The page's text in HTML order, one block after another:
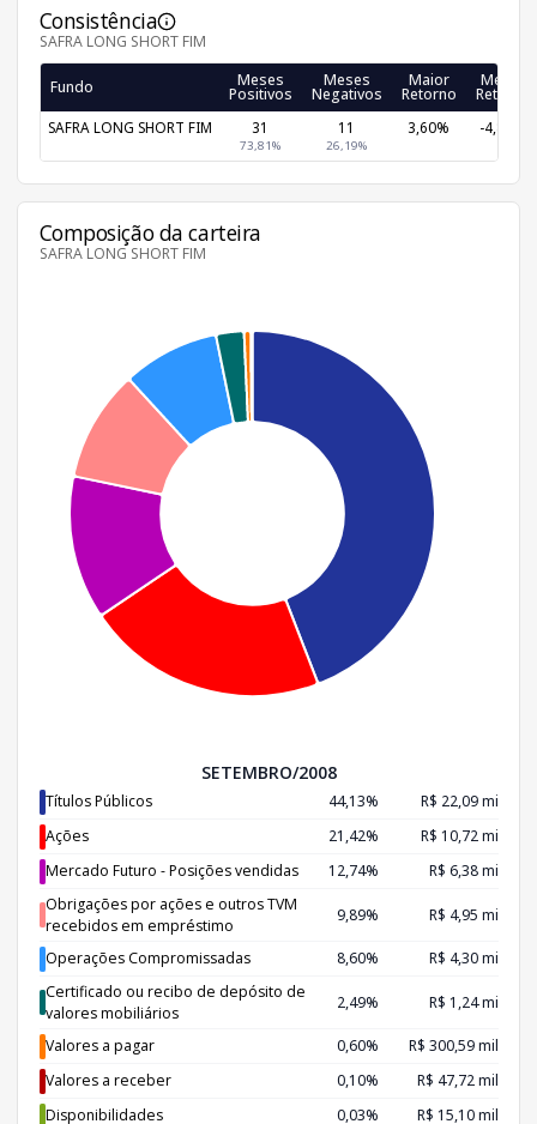
Consistência
SAFRA LONG SHORT FIM
Fundo Meses
Positivos
Meses
Negativos
Maior
Retorno
Menor
Retorno
SAFRA LONG SHORT FIM 31
73,81%
11
26,19%
3,60% -4,86%
Composição da carteira
SAFRA LONG SHORT FIM
SETEMBRO/2008
Títulos Públicos 44,13%
R$ 22,09 mi
Ações
21,42%
R$ 10,72 mi
Mercado Futuro - Posições vendidas
12,74%
R$ 6,38 mi
Obrigações por ações e outros TVM
recebidos em empréstimo
9,89% R$ 4,95 mi
Operações Compromissadas 8,60%
R$ 4,30 mi
Certificado ou recibo de depósito de
valores mobiliários
2,49% R$ 1,24 mi
Valores a pagar 0,60%
R$ 300,59 mil
Valores a receber
0,10%
R$ 47,72 mil
Disponibilidades
0,03% R$ 15,10 mil